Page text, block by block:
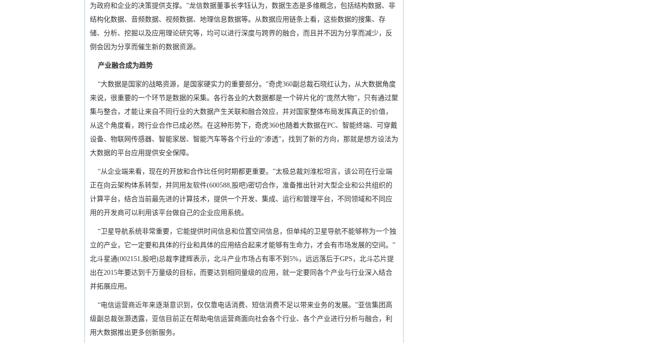
为政府和企业的决策提供支撑。”龙信数据董事长李钰认为，数据生态是多维概念，包括结构数据、非
结构化数据、音频数据、视频数据、地理信息数据等。从数据应用链条上看，这些数据的搜集、存
储、分析、挖掘以及应用理论研究等，均可以进行深度与跨界的融合，而且并不因为分享而减少，反
倒会因为分享而催生新的数据资源。
产业融合成为趋势
“大数据是国家的战略资源，是国家硬实力的重要部分。”奇虎360副总裁石晓红认为，从大数据角度
来说，很重要的一个环节是数据的采集。各行各业的大数据都是一个碎片化的“庞然大物”，只有通过聚
集与整合，才能让来自不同行业的大数据产生关联和融合效应，并对国家整体布局发挥真正的价值，
从这个角度看，跨行业合作已成必然。在这种形势下，奇虎360也随着大数据在PC、智能终端、可穿戴
设备、物联网传感器、智能家居、智能汽车等各个行业的“渗透”，找到了新的方向，那就是想方设法为
大数据的平台应用提供安全保障。
“从企业端来看，现在的开放和合作比任何时期都更重要。”太极总裁刘淮松坦言，该公司在行业端
正在向云架构体系转型，并同用友软件(600588,股吧)密切合作，准备推出针对大型企业和公共组织的
计算平台，结合当前最先进的计算技术，提供一个开发、集成、运行和管理平台，不同领域和不同应
用的开发商可以利用该平台做自己的企业应用系统。
“卫星导航系统非常重要，它能提供时间信息和位置空间信息，但单纯的卫星导航不能够称为一个独
立的产业，它一定要和具体的行业和具体的应用结合起来才能够有生命力，才会有市场发展的空间。”
北斗星通(002151,股吧)总裁李建辉表示，北斗产业市场占有率不到5%，远远落后于GPS，北斗芯片提
出在2015年要达到千万量级的目标，而要达到相同量级的应用，就一定要同各个产业与行业深入结合
并拓展应用。
“电信运营商近年来逐渐意识到，仅仅靠电话消费、短信消费不足以带来业务的发展。”亚信集团高
级副总裁张灏透露，亚信目前正在帮助电信运营商面向社会各个行业、各个产业进行分析与融合，利
用大数据推出更多创新服务。